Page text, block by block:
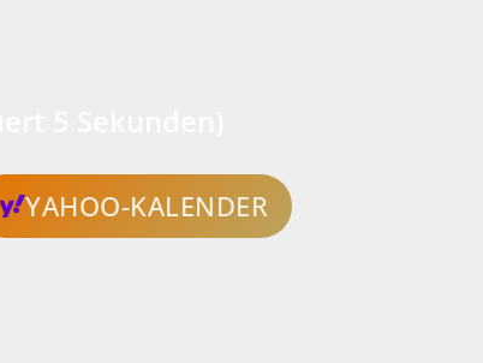
YAHOO-KALENDER